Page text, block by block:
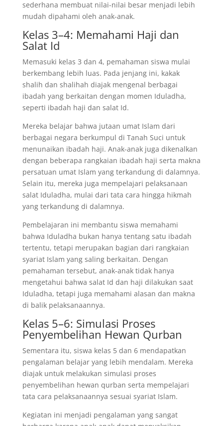
sederhana membuat nilai-nilai besar menjadi lebih
mudah dipahami oleh anak-anak.
Kelas 3–4: Memahami Haji dan
Salat Id
Memasuki kelas 3 dan 4, pemahaman siswa mulai
berkembang lebih luas. Pada jenjang ini, kakak
shalih dan shalihah diajak mengenal berbagai
ibadah yang berkaitan dengan momen Iduladha,
seperti ibadah haji dan salat Id.
Mereka belajar bahwa jutaan umat Islam dari
berbagai negara berkumpul di Tanah Suci untuk
menunaikan ibadah haji. Anak-anak juga dikenalkan
dengan beberapa rangkaian ibadah haji serta makna
persatuan umat Islam yang terkandung di dalamnya.
Selain itu, mereka juga mempelajari pelaksanaan
salat Iduladha, mulai dari tata cara hingga hikmah
yang terkandung di dalamnya.
Pembelajaran ini membantu siswa memahami
bahwa Iduladha bukan hanya tentang satu ibadah
tertentu, tetapi merupakan bagian dari rangkaian
syariat Islam yang saling berkaitan. Dengan
pemahaman tersebut, anak-anak tidak hanya
mengetahui bahwa salat Id dan haji dilakukan saat
Iduladha, tetapi juga memahami alasan dan makna
di balik pelaksanaannya.
Kelas 5–6: Simulasi Proses
Penyembelihan Hewan Qurban
Sementara itu, siswa kelas 5 dan 6 mendapatkan
pengalaman belajar yang lebih mendalam. Mereka
diajak untuk melakukan simulasi proses
penyembelihan hewan qurban serta mempelajari
tata cara pelaksanaannya sesuai syariat Islam.
Kegiatan ini menjadi pengalaman yang sangat